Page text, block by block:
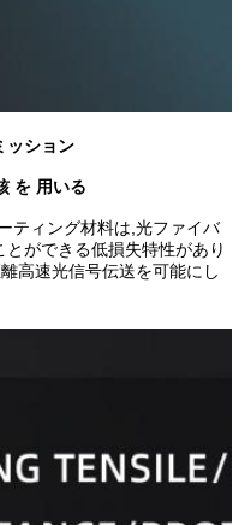
ッション
を 用いる
ティング材料は,光ファイバ
ができる低損失特性があり
高速光信号伝送を可能にし